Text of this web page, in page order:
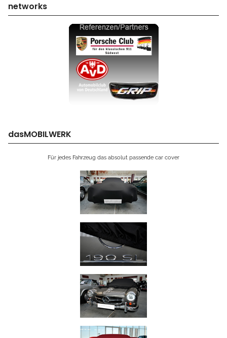
networks
dasMOBILWERK
Für jedes Fahrzeug das absolut passende car cover